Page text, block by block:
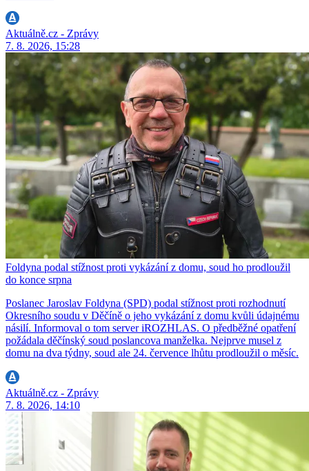
Aktuálně.cz - Zprávy
7. 8. 2026, 15:28
Foldyna podal stížnost proti vykázání z domu, soud ho prodloužil
do konce srpna
Poslanec Jaroslav Foldyna (SPD) podal stížnost proti rozhodnutí
Okresního soudu v Děčíně o jeho vykázání z domu kvůli údajnému
násilí. Informoval o tom server iROZHLAS. O předběžné opatření
požádala děčínský soud poslancova manželka. Nejprve musel z
domu na dva týdny, soud ale 24. července lhůtu prodloužil o měsíc.
Aktuálně.cz - Zprávy
7. 8. 2026, 14:10